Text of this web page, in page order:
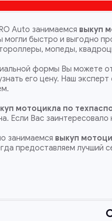
Auto занимаемся выкуп
могли быстро и выгодно
мопеды,
формы Вы можете
его цену. Наш
мотоцикла по
Если Вас
занимаемся выкуп
предоставляем лучший